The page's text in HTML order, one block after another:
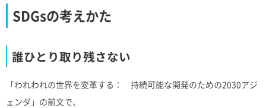
SDGsの考えかた
誰ひとり取り残さない
「われわれの世界を変革する： 持続可能な開発のための2030アジ
ェンダ」の前文で、